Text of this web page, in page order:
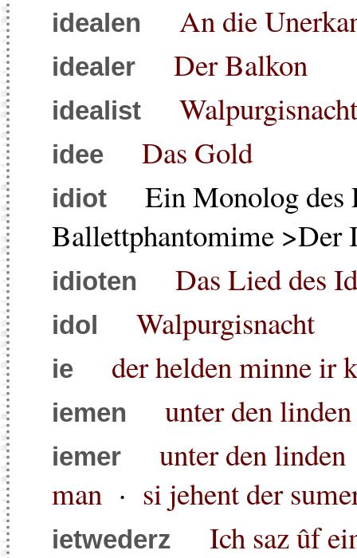
idealen An die
idealer Der Balkon
idealist
idee Das Gold
idiot
Ein Monolog des
Ballettphantomime >Der
idioten Das Lied des
idol Walpurgisnacht
ie der helden minne ir
iemen unter den linden
iemer unter den linden
man · si jehent der
ietwederz Ich saz ûf